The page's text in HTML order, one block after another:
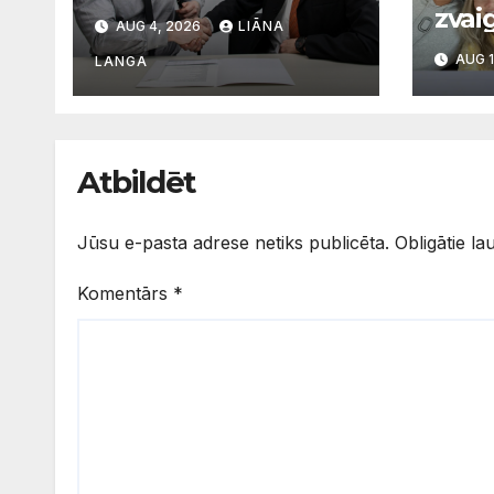
pamatota prasība
vai diskriminācija?
Skaidro VDI
AUG 4, 2026 LIĀNA
LANGA AUG
Atbildēt
Jūsu e-pasta adrese netiks publicēta. Obligātie
Komentārs *